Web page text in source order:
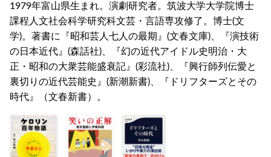
1979年富山県生まれ。演劇研究者。筑波大学大学院博士
課程人文社会科学研究科文芸・言語専攻修了。博士(文
学)。著書に『昭和芸人七人の最期』(文春文庫)、『演技術
の日本近代』(森話社)、『幻の近代アイドル史明治・大
正・昭和の大衆芸能盛衰記』(彩流社)、『興行師列伝愛と
裏切りの近代芸能史』(新潮新書)、『ドリフターズとその
時代』（文春新書）。